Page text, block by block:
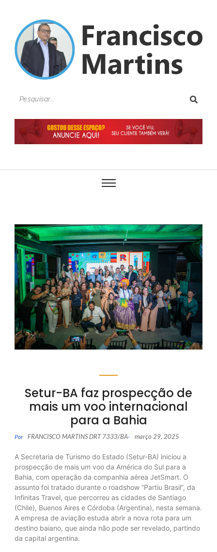
Setur-BA faz prospecção de
mais um voo internacional
para a Bahia
Por FRANCISCO MARTINS DRT 7333/BA- março 29, 2025
A Secretaria de Turismo do Estado (Setur-BA) iniciou a
prospecção de mais um voo da América do Sul para a
Bahia, com operação da companhia aérea JetSmart. O
assunto foi tratado durante o roadshow “Partiu Brasil”, da
Infinitas Travel, que percorreu as cidades de Santiago
(Chile), Buenos Aires e Córdoba (Argentina), nesta semana.
A empresa de aviação estuda abrir a nova rota para um
destino baiano, que ainda não pode ser revelado, partindo
da capital argentina.